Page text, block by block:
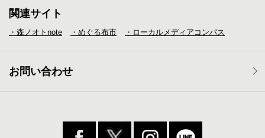
関連サイト
・森ノオトnote ・めぐる布市 ・ローカルメディア コンパス
お問い合わせ